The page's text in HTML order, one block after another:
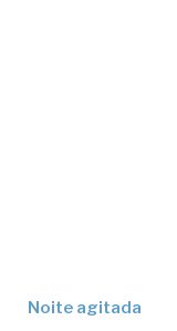
Noite agitada